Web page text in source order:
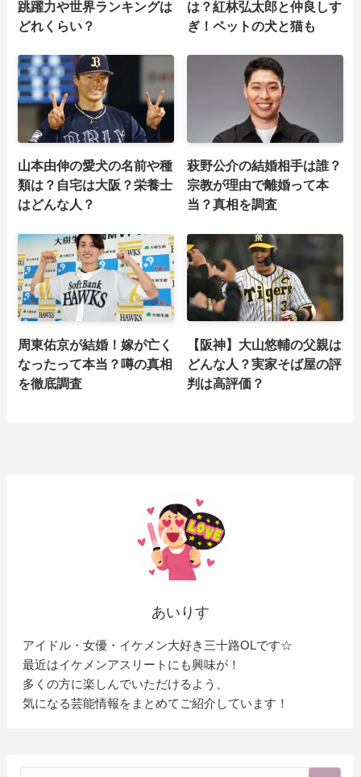
跳躍力や世界ランキングは
どれくらい？
は？紅林弘太郎と仲良しす
ぎ！ペットの犬と猫も
山本由伸の愛犬の名前や種
類は？自宅は大阪？栄養士
はどんな人？
萩野公介の結婚相手は誰？
宗教が理由で離婚って本
当？真相を調査
周東佑京が結婚！嫁が亡く
なったって本当？噂の真相
を徹底調査
【阪神】大山悠輔の父親は
どんな人？実家そば屋の評
判は高評価？
あいりす
アイドル・女優・イケメン大好き三十路OLです☆
最近はイケメンアスリートにも興味が！
多くの方に楽しんでいただけるよう、
気になる芸能情報をまとめてご紹介しています！